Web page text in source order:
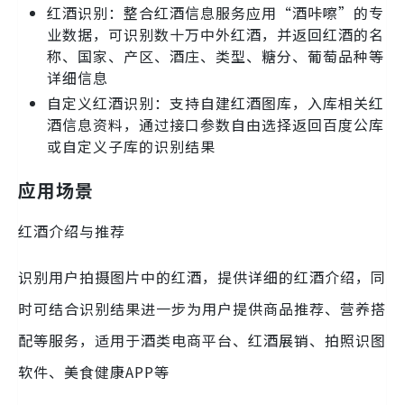
红酒识别：整合红酒信息服务应用“酒咔嚓”的专
业数据，可识别数十万中外红酒，并返回红酒的名
称、国家、产区、酒庄、类型、糖分、葡萄品种等
详细信息
自定义红酒识别：支持自建红酒图库，入库相关红
酒信息资料，通过接口参数自由选择返回百度公库
或自定义子库的识别结果
应用场景
红酒介绍与推荐
识别用户拍摄图片中的红酒，提供详细的红酒介绍，同
时可结合识别结果进一步为用户提供商品推荐、营养搭
配等服务，适用于酒类电商平台、红酒展销、拍照识图
软件、美食健康APP等